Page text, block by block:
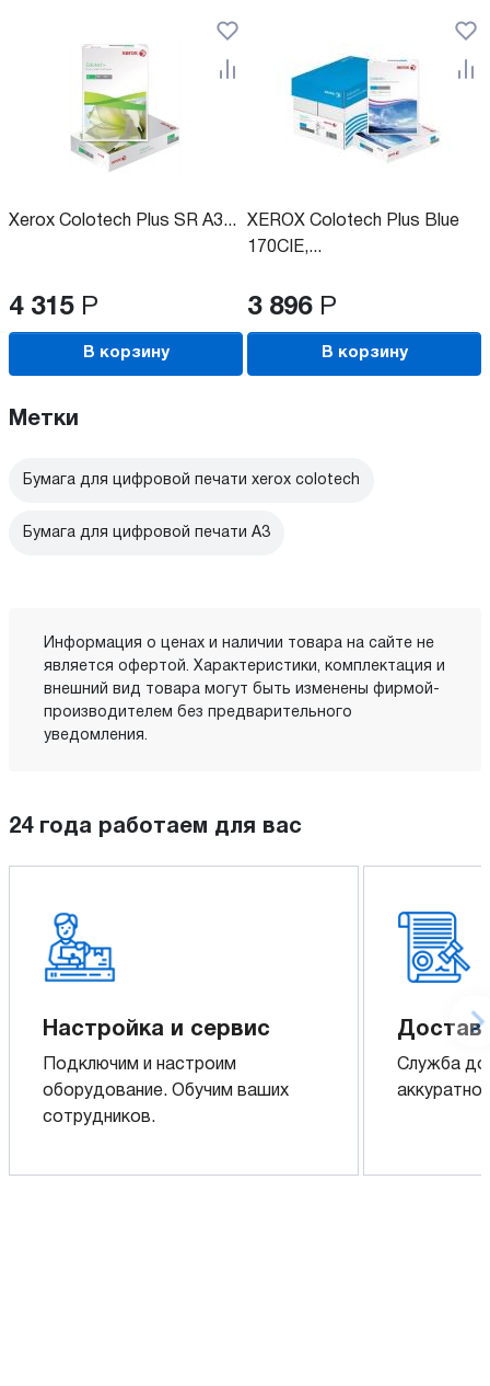
Xerox Colotech Plus SR A3...
4 315 Р
В корзину
XEROX Colotech Plus Blue
170CIE,...
3 896 Р
В корзину
Метки
Бумага для цифровой печати xerox colotech
Бумага для цифровой печати A3
Информация о ценах и наличии товара на сайте не
является офертой. Характеристики, комплектация и
внешний вид товара могут быть изменены фирмой-
производителем без предварительного
уведомления.
24 года работаем для вас
Настройка и сервис
Подключим и настроим
оборудование. Обучим ваших
сотрудников.
Служба
аккуратно